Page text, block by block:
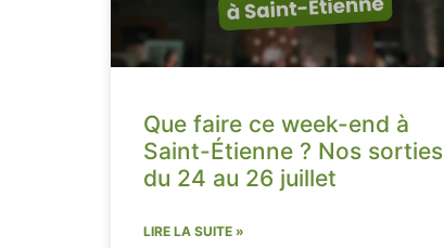
Que faire ce week-end à
Saint-Étienne ? Nos sorties
du 24 au 26 juillet
LIRE LA SUITE »